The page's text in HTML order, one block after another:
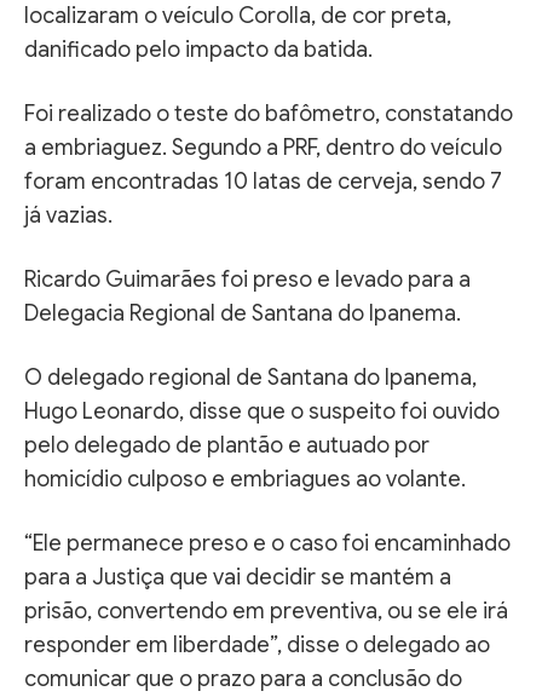
localizaram o veículo Corolla, de cor preta,
danificado pelo impacto da batida.
Foi realizado o teste do bafômetro, constatando
a embriaguez. Segundo a PRF, dentro do veículo
foram encontradas 10 latas de cerveja, sendo 7
já vazias.
Ricardo Guimarães foi preso e levado para a
Delegacia Regional de Santana do Ipanema.
O delegado regional de Santana do Ipanema,
Hugo Leonardo, disse que o suspeito foi ouvido
pelo delegado de plantão e autuado por
homicídio culposo e embriagues ao volante.
“Ele permanece preso e o caso foi encaminhado
para a Justiça que vai decidir se mantém a
prisão, convertendo em preventiva, ou se ele irá
responder em liberdade”, disse o delegado ao
comunicar que o prazo para a conclusão do